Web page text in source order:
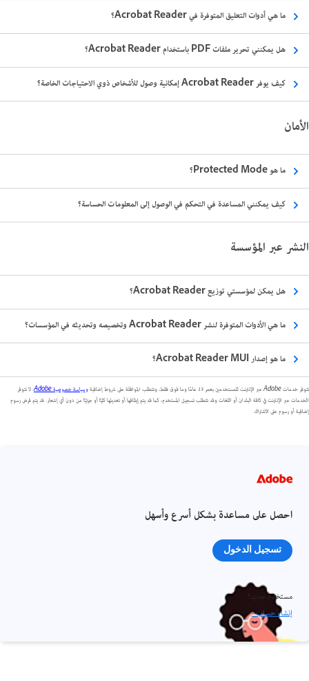
ما هي أدوات التعليق المتوفرة في Acrobat Reader؟
هل يمكنني تحرير ملفات PDF باستخدام Acrobat Reader؟
كيف يوفر Acrobat Reader إمكانية وصول للأشخاص ذوي الاحتياجات الخاصة؟
الأمان
ما هو Protected Mode؟
كيف يمكنني المساعدة في التحكم في الوصول إلى المعلومات الحساسة؟
النشر عبر المؤسسة
هل يمكن لمؤسستي توزيع Acrobat Reader؟
ما هي الأدوات المتوفرة لنشر Acrobat Reader وتخصيصه وتحديثه في المؤسسات؟
ما هو إصدار Acrobat Reader MUI؟
تتوفر خدمات Adobe عبر الإنترنت للمستخدمين بعمر 13 عامًا وما فوق فقط، وتتطلب الموافقة على شروط إضافية وسياسة خصوصية Adobe
. لا تتوفر
الخدمات عبر الإنترنت في كافة البلدان أو اللغات وقد تتطلب تسجيل المستخدم، كما قد يتم إيقافها أو تعديلها كليًا أو جزئيًا من دون أي إشعار. قد يتم فرض رسوم
إضافية أو رسوم على الاشتراك.
احصل على مساعدة بشكل أسرع وأسهل
تسجيل الدخول
مستخدم جديد؟
إنشاء حساب ›